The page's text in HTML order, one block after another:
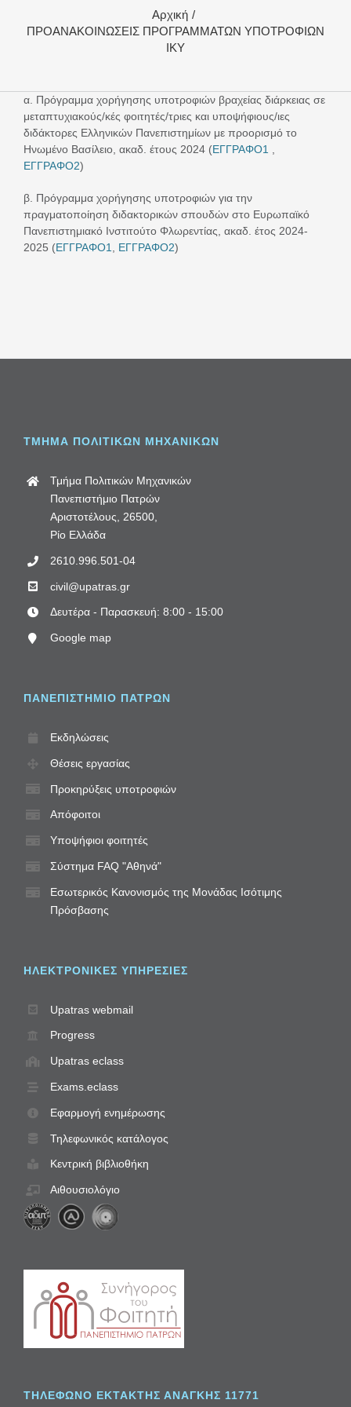
Αρχική
ΠΡΟΑΝΑΚΟΙΝΩΣΕΙΣ ΠΡΟΓΡΑΜΜΑΤΩΝ ΥΠΟΤΡΟΦΙΩΝ
ΙΚΥ
α. Πρόγραμμα χορήγησης υποτροφιών βραχείας διάρκειας σε
μεταπτυχιακούς/κές φοιτητές/τριες και υποψήφιους/ιες
διδάκτορες Ελληνικών Πανεπιστημίων με προορισμό το
Ηνωμένο Βασίλειο, ακαδ. έτους 2024 (ΕΓΓΡΑΦΟ1
ΕΓΓΡΑΦΟ2)
β. Πρόγραμμα χορήγησης υποτροφιών για την
πραγματοποίηση διδακτορικών σπουδών στο Ευρωπαϊκό
Πανεπιστημιακό Ινστιτούτο Φλωρεντίας, ακαδ. έτος 2024-
2025 (ΕΓΓΡΑΦΟ1 ΕΓΓΡΑΦΟ2)
ΤΜΗΜΑ ΠΟΛΙΤΙΚΩΝ ΜΗΧΑΝΙΚΩΝ
Τμήμα Πολιτικών Μηχανικών
Πανεπιστήμιο Πατρών
Αριστοτέλους, 26500,
Ρίο Ελλάδα
2610.996.501-04
civil@upatras.gr
Δευτέρα - Παρασκευή: 8:00 - 15:00
Google map
ΠΑΝΕΠΙΣΤΗΜΙΟ ΠΑΤΡΩΝ
Εκδηλώσεις
Θέσεις εργασίας
Προκηρύξεις υποτροφιών
Απόφοιτοι
Υποψήφιοι φοιτητές
Σύστημα FAQ "Αθηνά"
Εσωτερικός Κανονισμός της Μονάδας Ισότιμης
Πρόσβασης
ΗΛΕΚΤΡΟΝΙΚΈΣ ΥΠΗΡΕΣΊΕΣ
Upatras webmail
Progress
Upatras eclass
Exams.eclass
Εφαρμογή ενημέρωσης
Τηλεφωνικός κατάλογος
Κεντρική βιβλιοθήκη
Αιθουσιολόγιο
ΤΗΛΈΦΩΝΟ ΈΚΤΑΚΤΗΣ ΑΝΆΓΚΗΣ 11771